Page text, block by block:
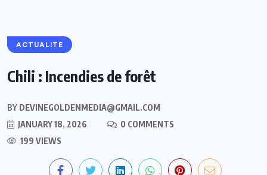
ACTUALITE
Chili : Incendies de forêt
BY DEVINEGOLDENMEDIA@GMAIL.COM
JANUARY 18, 2026
0 COMMENTS
199 VIEWS